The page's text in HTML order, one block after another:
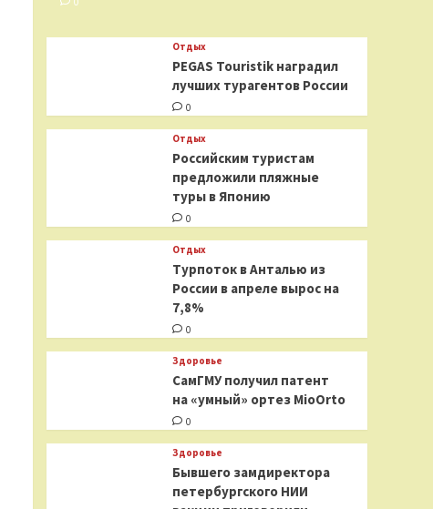
Отдых
PEGAS Touristik наградил
лучших турагентов России
0
Отдых
Российским туристам
предложили пляжные
туры в Японию
0
Отдых
Турпоток в Анталью из
России в апреле вырос на
7,8%
0
Здоровье
СамГМУ получил патент
на «умный» ортез MioOrto
0
Здоровье
Бывшего замдиректора
петербургского НИИ